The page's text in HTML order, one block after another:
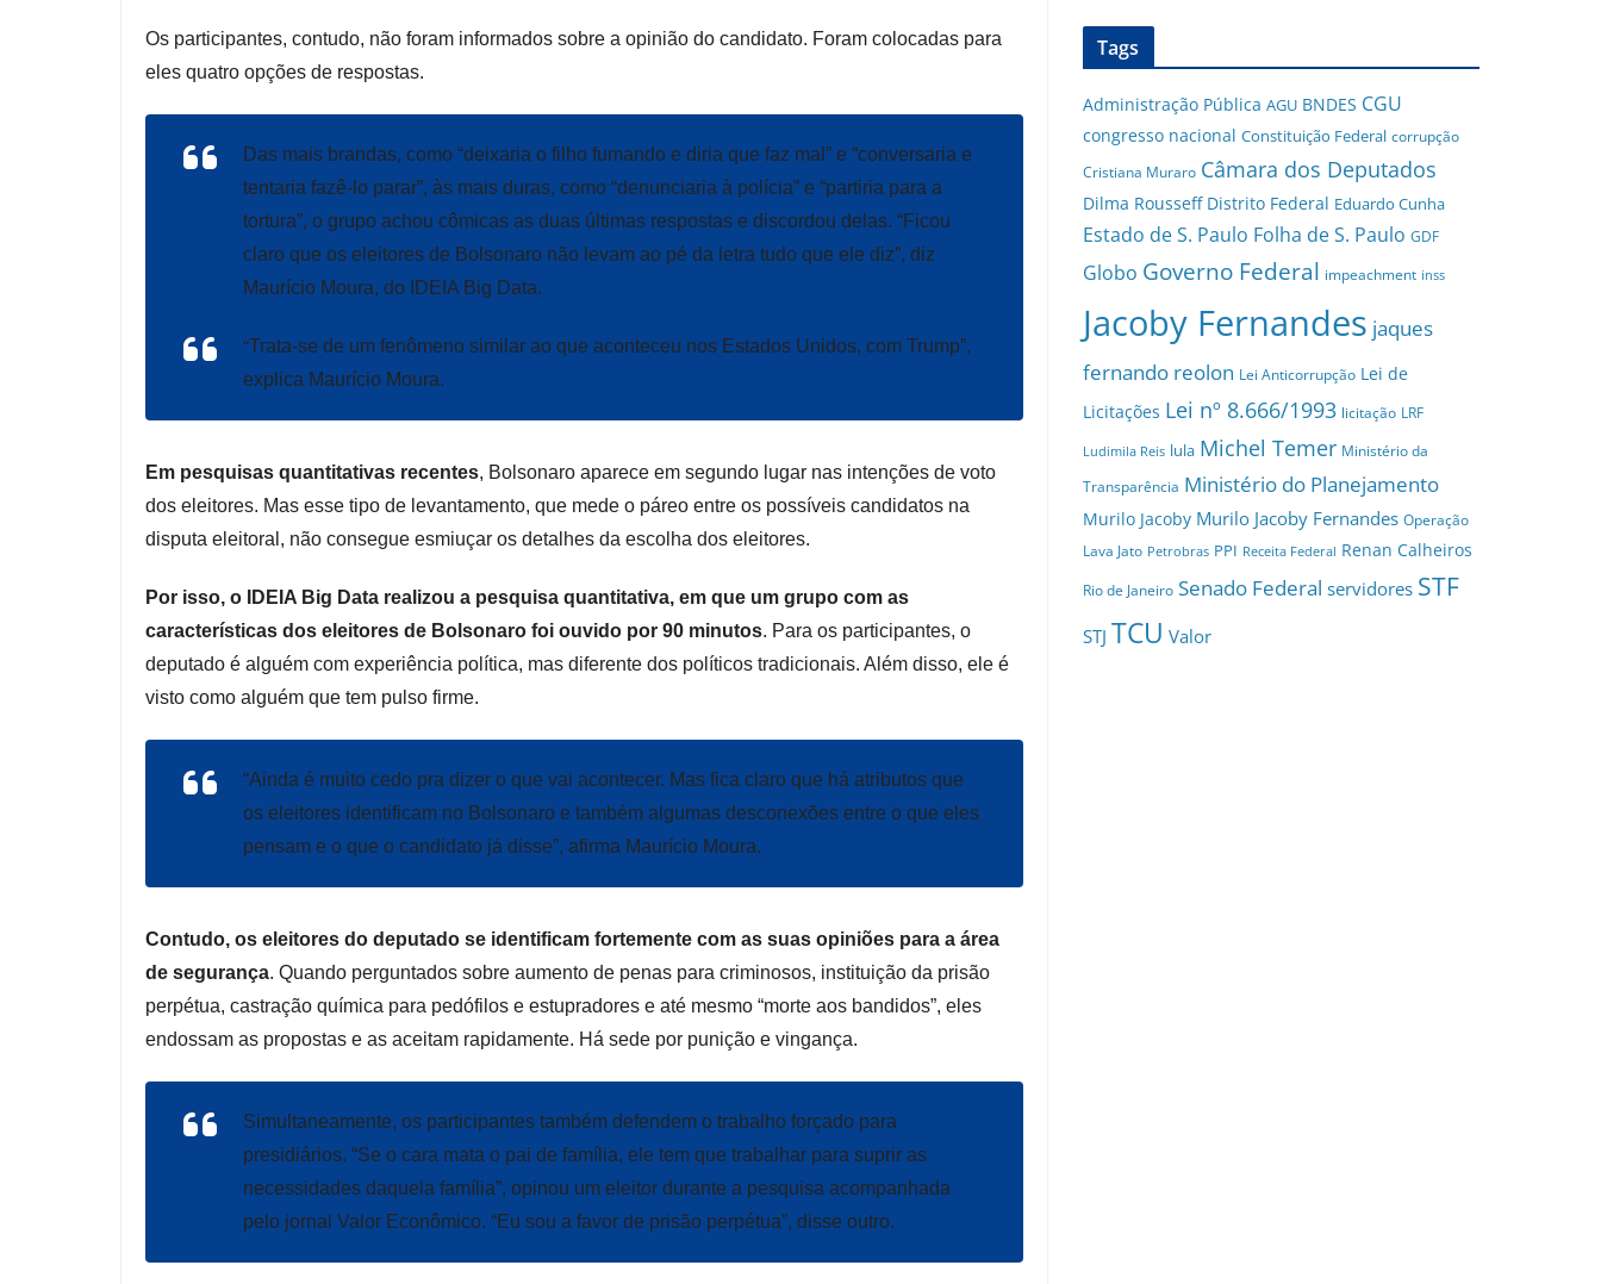
Os participantes, contudo, não foram informados sobre a opinião do candidato. Foram colocadas para
eles quatro opções de respostas.
Das mais brandas, como “deixaria o filho fumando e diria que faz mal” e “conversaria e
tentaria fazê-lo parar”, às mais duras, como “denunciaria à polícia” e “partiria para a
tortura”, o grupo achou cômicas as duas últimas respostas e discordou delas. “Ficou
claro que os eleitores de Bolsonaro não levam ao pé da letra tudo que ele diz”, diz
Maurício Moura, do IDEIA Big Data.
“Trata-se de um fenômeno similar ao que aconteceu nos Estados Unidos, com Trump”,
explica Maurício Moura.
Em pesquisas quantitativas recentes, Bolsonaro aparece em segundo lugar nas intenções de voto
dos eleitores. Mas esse tipo de levantamento, que mede o páreo entre os possíveis candidatos na
disputa eleitoral, não consegue esmiuçar os detalhes da escolha dos eleitores.
Por isso, o IDEIA Big Data realizou a pesquisa quantitativa, em que um grupo com as
características dos eleitores de Bolsonaro foi ouvido por 90 minutos. Para os participantes, o
deputado é alguém com experiência política, mas diferente dos políticos tradicionais. Além disso, ele é
visto como alguém que tem pulso firme.
“Ainda é muito cedo pra dizer o que vai acontecer. Mas fica claro que há atributos que
os eleitores identificam no Bolsonaro e também algumas desconexões entre o que eles
pensam e o que o candidato já disse”, afirma Maurício Moura.
Contudo, os eleitores do deputado se identificam fortemente com as suas opiniões para a área
de segurança. Quando perguntados sobre aumento de penas para criminosos, instituição da prisão
perpétua, castração química para pedófilos e estupradores e até mesmo “morte aos bandidos”, eles
endossam as propostas e as aceitam rapidamente. Há sede por punição e vingança.
Simultaneamente, os participantes também defendem o trabalho forçado para
presidiários. “Se o cara mata o pai de família, ele tem que trabalhar para suprir as
necessidades daquela família”, opinou um eleitor durante a pesquisa acompanhada
pelo jornal Valor Econômico. “Eu sou a favor de prisão perpétua”, disse outro.
Tags
Administração Pública AGU BNDES CGU
congresso nacional Constituição Federal corrupção
Cristiana Muraro Câmara dos Deputados
Dilma Rousseff Distrito Federal Eduardo Cunha
Estado de S. Paulo Folha de S. Paulo GDF
Globo Governo Federal impeachment inss
Jacoby Fernandes jaques
fernando reolon Lei Anticorrupção Lei de
Licitações Lei nº 8.666/1993 licitação LRF
Ludimila Reis lula Michel Temer Ministério da
Transparência Ministério do Planejamento
Murilo Jacoby Murilo Jacoby Fernandes Operação
Lava Jato Petrobras PPI Receita Federal Renan Calheiros
Rio de Janeiro Senado Federal servidores STF
STJ TCU Valor